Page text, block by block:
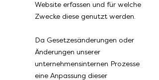
Website erfassen und für welche
Zwecke diese genutzt werden.
Da Gesetzesänderungen oder
Änderungen unserer
unternehmensinternen Prozesse
eine Anpassung dieser